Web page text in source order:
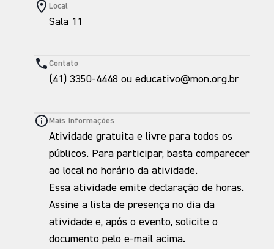
Local
Sala 11
Contato
(41) 3350-4448 ou educativo@mon.org.br
Mais Informações
Atividade gratuita e livre para todos os
públicos. Para participar, basta comparecer
ao local no horário da atividade.
Essa atividade emite declaração de horas.
Assine a lista de presença no dia da
atividade e, após o evento, solicite o
documento pelo e-mail acima.